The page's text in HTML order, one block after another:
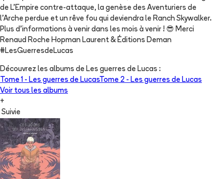
de L'Empire contre-attaque, la genèse des Aventuriers de
l'Arche perdue et un rêve fou qui deviendra le Ranch Skywalker.
Plus d'informations à venir dans les mois à venir ! 😎 Merci
Renaud Roche Hopman Laurent & Éditions Deman
#LesGuerresdeLucas
Découvrez les albums de Les guerres de Lucas :
Tome 1 - Les guerres de LucasTome 2 - Les guerres de Lucas
Voir tous les albums
+
Suivie